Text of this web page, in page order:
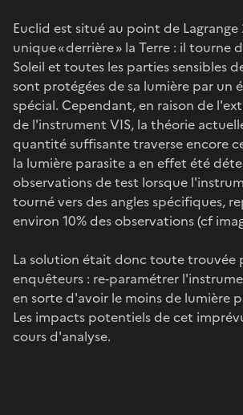
Euclid est situé au point de
unique « derrière » la Terre : il tourne
Soleil et toutes les parties sensibles
sont protégées de sa lumière par un
spécial. Cependant, en raison de
de l'instrument VIS, la théorie
quantité suffisante traverse encore
la lumière parasite a en effet été
observations de test lorsque
tourné vers des angles spécifiques,
environ 10% des observations (cf
La solution était donc toute trouvée
enquêteurs : re-paramétrer
en sorte d'avoir le moins de lumière
Les impacts potentiels de cet
cours d'analyse.